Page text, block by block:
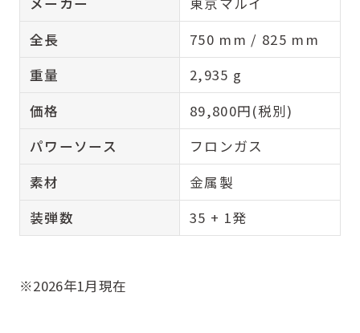
全長
750 mm / 825 mm
重量
2,935 g
価格
89,800円(税別)
パワーソース
フロンガス
素材
金属製
装弾数
35 + 1発
※2026年1月現在